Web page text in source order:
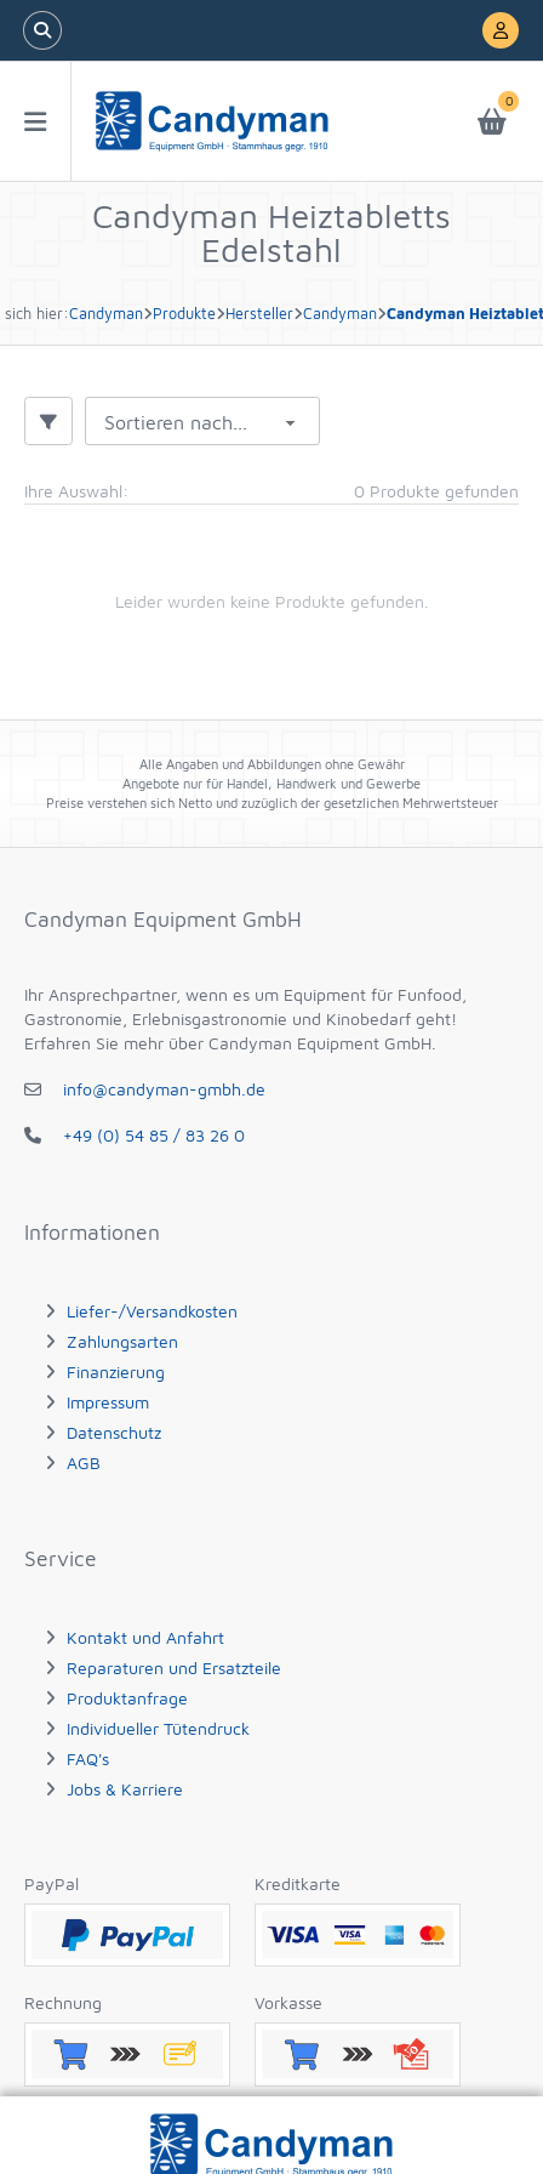
0
Candyman Heiztabletts
Edelstahl
sich hier:Candyman Produkte Hersteller Candyman Candyman
Sortieren nach...
Ihre Auswahl: 0 Produkte gefunden
Leider wurden keine Produkte gefunden.
Alle Angaben und Abbildungen ohne Gewähr
Angebote nur für Handel, Handwerk und Gewerbe
Preise verstehen sich Netto und zuzüglich der gesetzlichen Mehrwertsteuer
Candyman Equipment GmbH
Ihr Ansprechpartner, wenn es um Equipment für Funfood,
Gastronomie, Erlebnisgastronomie und Kinobedarf geht!
Erfahren Sie mehr über Candyman Equipment GmbH.
info@candyman-gmbh.de
+49 (0) 54 85 / 83 26 0
Informationen
Liefer-/Versandkosten
Zahlungsarten
Finanzierung
Impressum
Datenschutz
AGB
Service
Kontakt und Anfahrt
Reparaturen und Ersatzteile
Produktanfrage
Individueller Tütendruck
FAQ's
Jobs & Karriere
PayPal Kreditkarte
Rechnung Vorkasse